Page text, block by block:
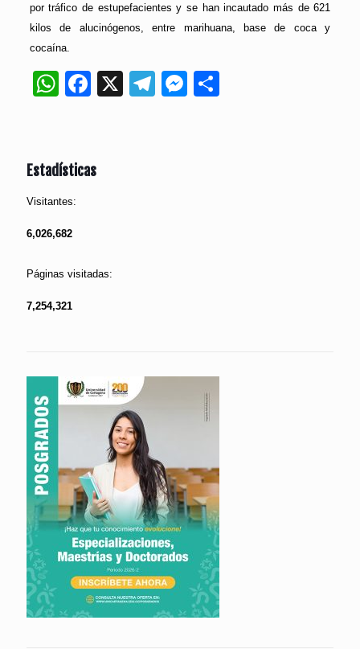
por tráfico de estupefacientes y se han incautado más de 621
kilos de alucinógenos, entre marihuana, base de coca y
cocaína.
WhatsApp
Facebook
X Telegram
Messenger
Estadísticas
Visitantes:
6,026,682
Páginas visitadas:
7,254,321